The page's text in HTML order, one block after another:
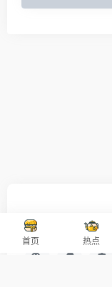
首页 热点
友链申请 免责声明